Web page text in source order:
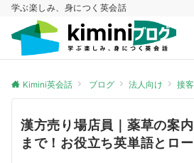
学ぶ楽しみ、身につく英会話
Kimini英会話 ブログ 法人向け 接
漢方売り場店員｜薬草の案
まで！お役立ち英単語とロ